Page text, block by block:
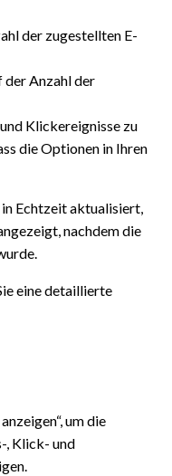
der zugestellten E-
der Anzahl der
Klickereignisse zu
die Optionen in Ihren
Echtzeit aktualisiert,
nachdem die
eine detaillierte
um die
, Klick- und